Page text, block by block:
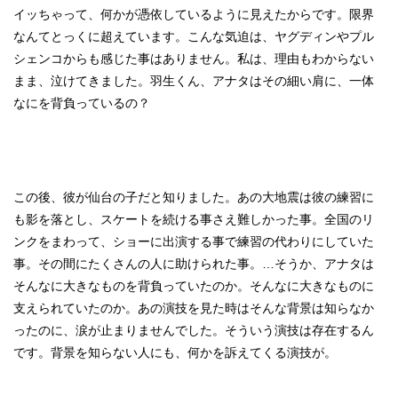
イッちゃって、何かが憑依しているように見えたからです。限界
なんてとっくに超えています。こんな気迫は、ヤグディンやプル
シェンコからも感じた事はありません。私は、理由もわからない
まま、泣けてきました。羽生くん、アナタはその細い肩に、一体
なにを背負っているの？
この後、彼が仙台の子だと知りました。あの大地震は彼の練習に
も影を落とし、スケートを続ける事さえ難しかった事。全国のリ
ンクをまわって、ショーに出演する事で練習の代わりにしていた
事。その間にたくさんの人に助けられた事。…そうか、アナタは
そんなに大きなものを背負っていたのか。そんなに大きなものに
支えられていたのか。あの演技を見た時はそんな背景は知らなか
ったのに、涙が止まりませんでした。そういう演技は存在するん
です。背景を知らない人にも、何かを訴えてくる演技が。